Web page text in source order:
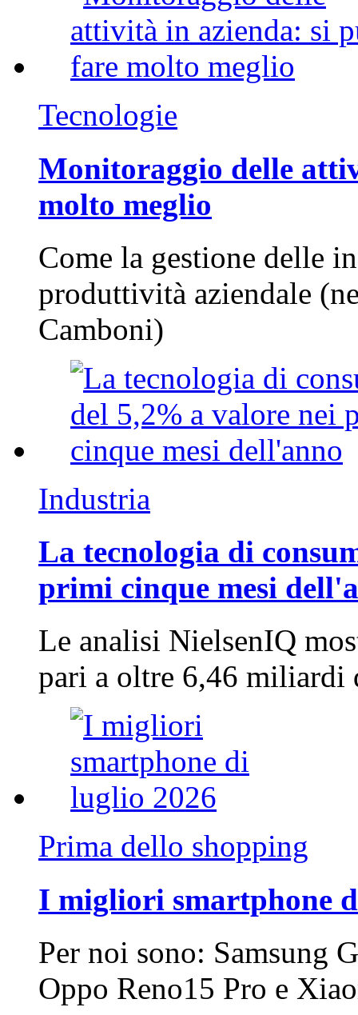
Tecnologie
Monitoraggio delle
molto meglio
Come la gestione delle
produttività aziendale
Camboni)
Industria
La tecnologia di
primi cinque mesi
Le analisi NielsenIQ
pari a oltre 6,46
Prima dello shopping
I migliori smartphone
Per noi sono: Samsung
Oppo Reno15 Pro e